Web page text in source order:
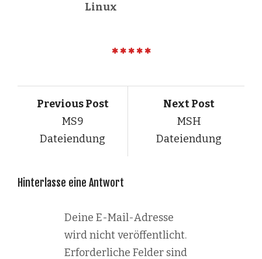
Linux
Previous Post
MS9
Dateiendung
Next Post
MSH
Dateiendung
Hinterlasse eine Antwort
Deine E-Mail-Adresse
wird nicht veröffentlicht.
Erforderliche Felder sind